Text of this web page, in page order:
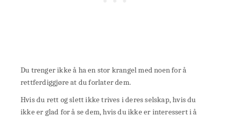
Du trenger ikke å ha en stor krangel med noen for å
rettferdiggjøre at du forlater dem.
Hvis du rett og slett ikke trives i deres selskap, hvis du
ikke er glad for å se dem, hvis du ikke er interessert i å